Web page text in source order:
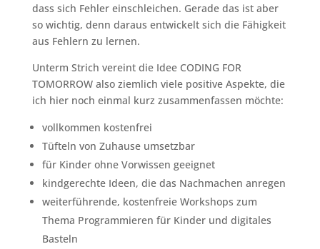
dass sich Fehler einschleichen. Gerade das ist aber
so wichtig, denn daraus entwickelt sich die Fähigkeit
aus Fehlern zu lernen.
Unterm Strich vereint die Idee CODING FOR
TOMORROW also ziemlich viele positive Aspekte, die
ich hier noch einmal kurz zusammenfassen möchte:
vollkommen kostenfrei
Tüfteln von Zuhause umsetzbar
für Kinder ohne Vorwissen geeignet
kindgerechte Ideen, die das Nachmachen anregen
weiterführende, kostenfreie Workshops zum
Thema Programmieren für Kinder und digitales
Basteln